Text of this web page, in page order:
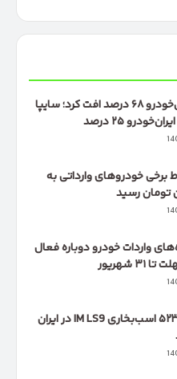
فروش پارس‌خودرو ۶۸ درصد افت کرد؛ سایپا
برخی خودروهای وارداتی به
واردات خودرو دوباره فعال
شهریور
شاسی‌بلند ۵۲۳ اسب‌بخاری IM LS9 در ایران